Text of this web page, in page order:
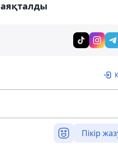
аяқталды
Пікір